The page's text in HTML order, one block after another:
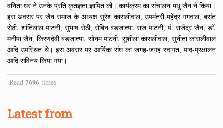
वनिता धर ने उनके प्रति कृतज्ञता ज्ञापित की। कार्यक्रम का संचालन मधु जैन ने किया।
इस अवसर पर जैन समाज के अध्यक्ष सुरेश कासलीवाल, उपमंत्री महेंद्र गंगवाल, बसंत
सेठी, शांतिलाल पाटनी, सुभाष सेठी, रोबिन बड़जात्या, राज पाटनी, पं. राजेंद्र जैन, डाॅ.
मनीषा जैन, किरणदेवी बड़जात्या, सोनम पाटनी, सुशीला कासलीवाल, सुनीता कासलीवाल
आदि उपस्थित थे। इस अवसर पर आर्यिका संघ का जगह-जगह स्वागत, पाद-प्रक्षालन
आदि सविनय किया गया।
Read 7696 times
Latest from